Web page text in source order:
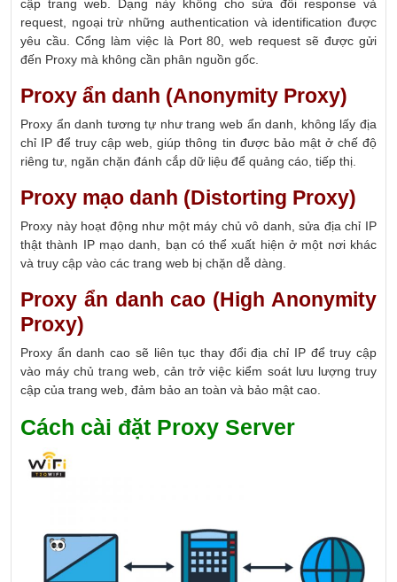
cập trang web. Dạng này không cho sửa đổi response và
request, ngoại trừ những authentication và identification được
yêu cầu. Cổng làm việc là Port 80, web request sẽ được gửi
đến Proxy mà không cần phân nguồn gốc.
Proxy ẩn danh (Anonymity Proxy)
Proxy ẩn danh tương tự như trang web ẩn danh, không lấy địa
chỉ IP để truy cập web, giúp thông tin được bảo mật ở chế độ
riêng tư, ngăn chặn đánh cắp dữ liệu để quảng cáo, tiếp thị.
Proxy mạo danh (Distorting Proxy)
Proxy này hoạt động như một máy chủ vô danh, sửa địa chỉ IP
thật thành IP mạo danh, bạn có thể xuất hiện ở một nơi khác
và truy cập vào các trang web bị chặn dễ dàng.
Proxy ẩn danh cao (High Anonymity
Proxy)
Proxy ẩn danh cao sẽ liên tục thay đổi địa chỉ IP để truy cập
vào máy chủ trang web, cản trở việc kiểm soát lưu lượng truy
cập của trang web, đảm bảo an toàn và bảo mật cao.
Cách cài đặt Proxy Server